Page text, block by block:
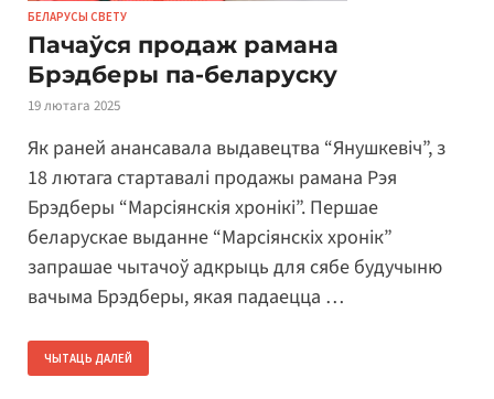
БЕЛАРУСЫ СВЕТУ
Пачаўся продаж рамана
Брэдберы па-беларуску
19 лютага 2025
Як раней анансавала выдавецтва “Янушкевіч”, з
18 лютага стартавалі продажы рамана Рэя
Брэдберы “Марсіянскія хронікі”. Першае
беларускае выданне “Марсіянскіх хронік”
запрашае чытачоў адкрыць для сябе будучыню
вачыма Брэдберы, якая падаецца …
ЧЫТАЦЬ ДАЛЕЙ